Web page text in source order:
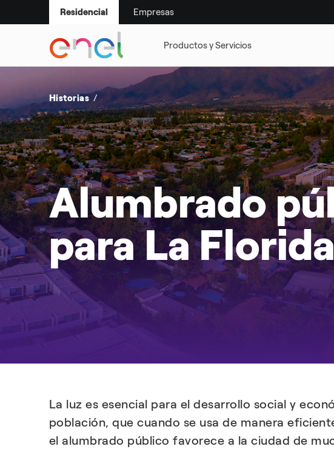
Residencial Empresas
SMART LIFE SUSTENTABILIDAD
Historias
Alumbrado
para La
La luz es esencial para el desarrollo social y
población, que cuando se usa de manera
el alumbrado público favorece a la ciudad de